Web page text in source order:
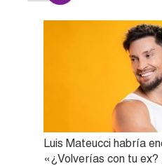
Luis Mateucci habría
«¿Volverías con tu ex?